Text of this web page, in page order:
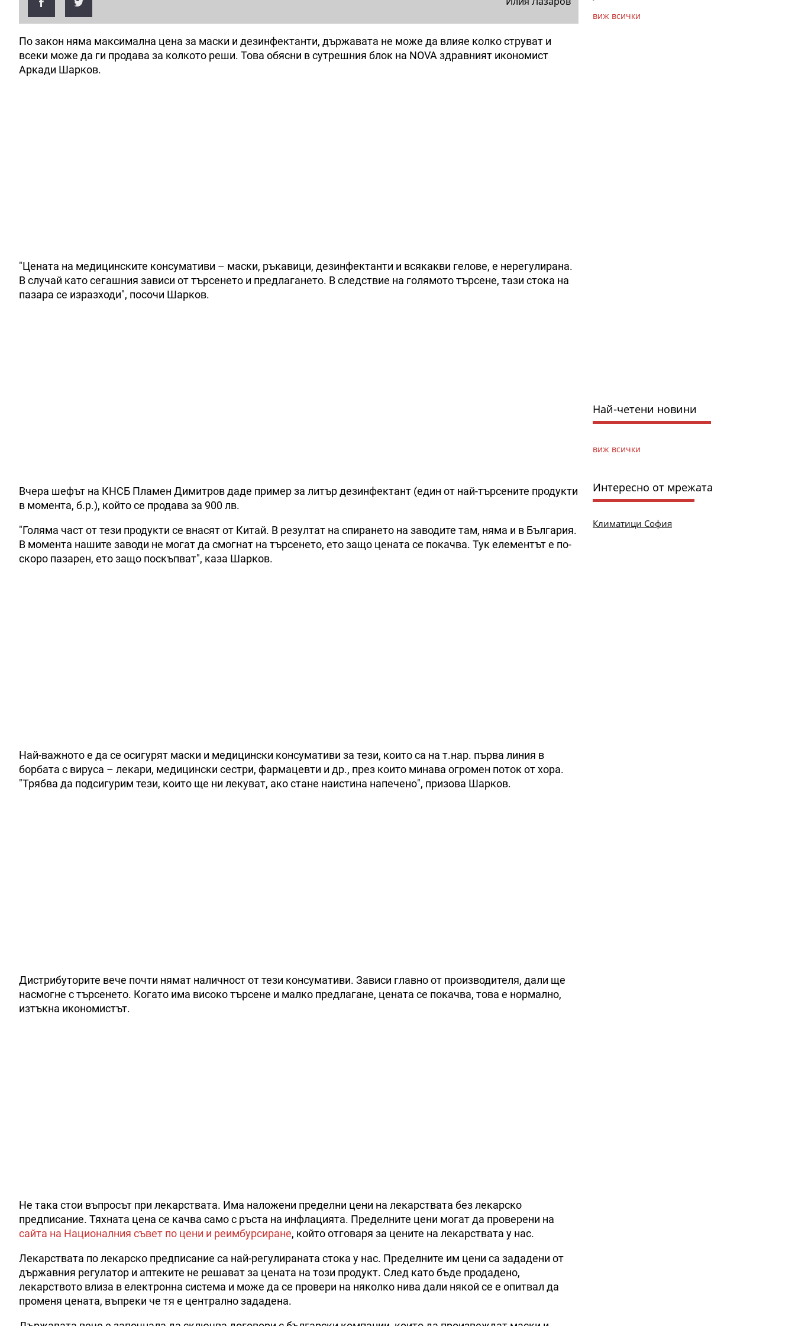
По закон няма максимална цена за маски и дезинфектанти, държавата не може да влияе колко струват и
всеки може да ги продава за колкото реши. Това обясни в сутрешния блок на NOVA здравният икономист
Аркади Шарков.
"Цената на медицинските консумативи – маски, ръкавици, дезинфектанти и всякакви гелове, е нерегулирана.
В случай като сегашния зависи от търсенето и предлагането. В следствие на голямото търсене, тази стока на
пазара се изразходи", посочи Шарков.
Вчера шефът на КНСБ Пламен Димитров даде пример за литър дезинфектант (един от най-търсените продукти
в момента, б.р.), който се продава за 900 лв.
"Голяма част от тези продукти се внасят от Китай. В резултат на спирането на заводите там, няма и в България.
В момента нашите заводи не могат да смогнат на търсенето, ето защо цената се покачва. Тук елементът е по-
скоро пазарен, ето защо поскъпват", каза Шарков.
Най-важното е да се осигурят маски и медицински консумативи за тези, които са на т.нар. първа линия в
борбата с вируса – лекари, медицински сестри, фармацевти и др., през които минава огромен поток от хора.
"Трябва да подсигурим тези, които ще ни лекуват, ако стане наистина напечено", призова Шарков.
Дистрибуторите вече почти нямат наличност от тези консумативи. Зависи главно от производителя, дали ще
насмогне с търсенето. Когато има високо търсене и малко предлагане, цената се покачва, това е нормално,
изтъкна икономистът.
Не така стои въпросът при лекарствата. Има наложени пределни цени на лекарствата без лекарско
предписание. Тяхната цена се качва само с ръста на инфлацията. Пределните цени могат да проверени на
сайта на Националния съвет по цени и реимбурсиране, който отговаря за цените на лекарствата у нас.
Лекарствата по лекарско предписание са най-регулираната стока у нас. Пределните им цени са зададени от
държавния регулатор и аптеките не решават за цената на този продукт. След като бъде продадено,
лекарството влиза в електронна система и може да се провери на няколко нива дали някой се е опитвал да
променя цената, въпреки че тя е централно зададена.
виж всички
Най-четени новини
виж всички
Интересно от мрежата
Климатици София